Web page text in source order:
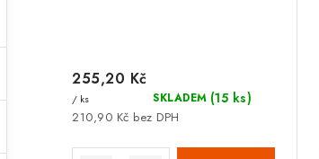
SKLADEM (15 ks)
210,90 Kč bez DPH
255,20 Kč
/ ks